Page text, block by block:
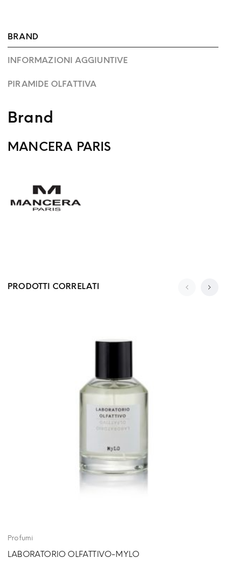
BRAND
INFORMAZIONI AGGIUNTIVE
PIRAMIDE OLFATTIVA
Brand
MANCERA PARIS
PRODOTTI CORRELATI
Profumi
LABORATORIO OLFATTIVO-MYLO